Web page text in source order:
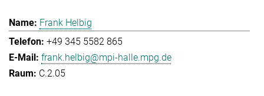
Frank Helbig
+49 345 5582 865
frank.helbig@mpi-halle.mpg.de
C.2.05